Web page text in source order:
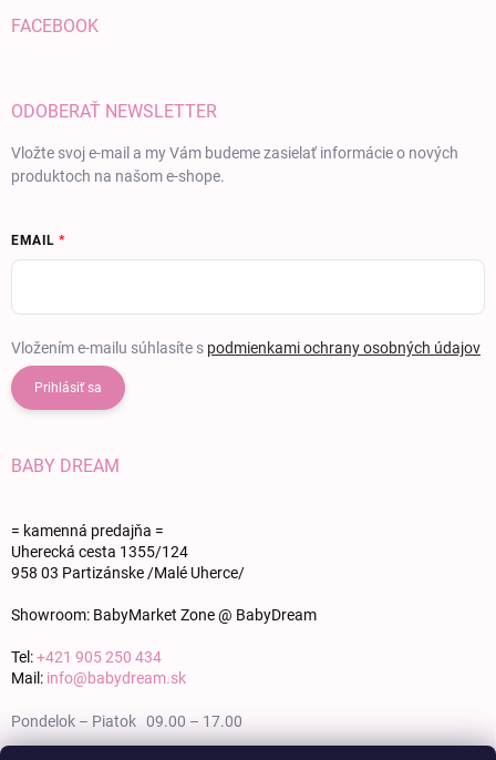
FACEBOOK
ODOBERAŤ NEWSLETTER
Vložte svoj e-mail a my Vám budeme zasielať informácie o nových
produktoch na našom e-shope.
EMAIL
Vložením e-mailu súhlasíte s podmienkami ochrany osobných údajov
Prihlásiť sa
BABY DREAM
= kamenná predajňa =
Uherecká cesta 1355/124
958 03 Partizánske /Malé Uherce/
Showroom: BabyMarket Zone @ BabyDream
Tel:+421 905 250 434
Mail: info@babydream.sk
Pondelok – Piatok 09.00 – 17.00